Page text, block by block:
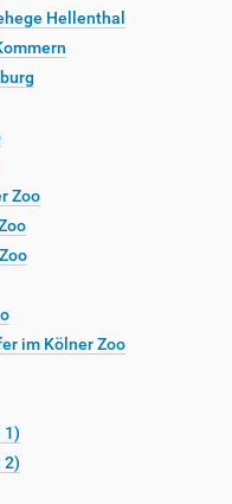
Hellenthal
Zoo
im Kölner Zoo
1)
2)